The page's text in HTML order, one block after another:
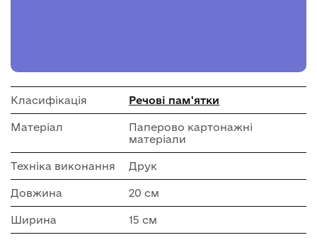
Класифікація Речові пам'ятки
Матеріал
Паперово картонажні
матеріали
Техніка виконання Друк
Довжина 20 см
Ширина 15 см